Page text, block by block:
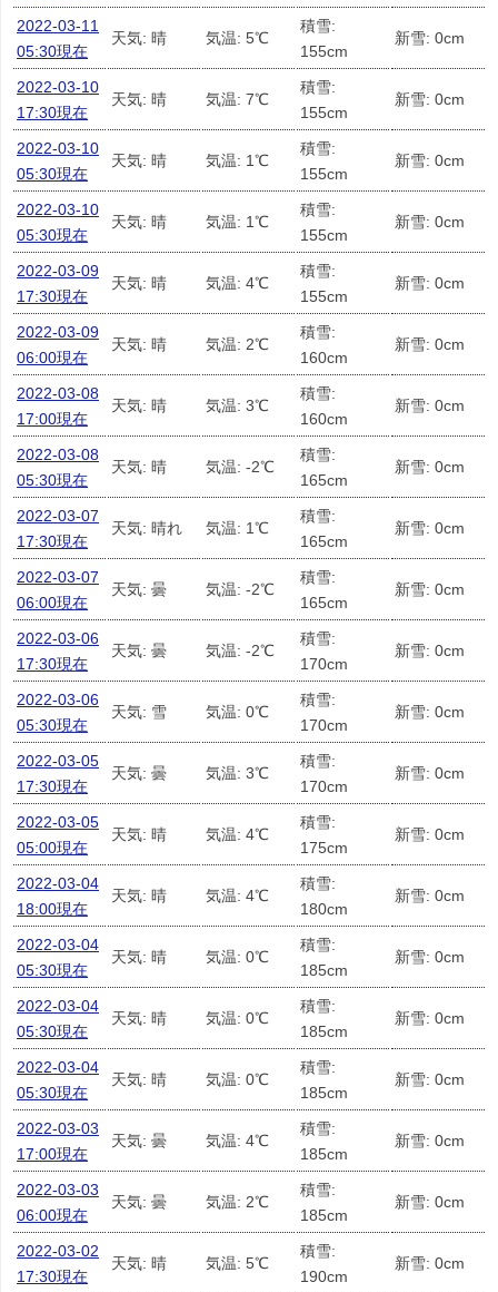
2022-03-11
05:30現在
天気: 晴 気温: 5℃
積雪:
155cm
新雪: 0cm
2022-03-10
17:30現在
天気: 晴 気温: 7℃
積雪:
155cm
新雪: 0cm
2022-03-10
05:30現在
天気: 晴 気温: 1℃
積雪:
155cm
新雪: 0cm
2022-03-10
05:30現在
天気: 晴 気温: 1℃
積雪:
155cm
新雪: 0cm
2022-03-09
17:30現在
天気: 晴 気温: 4℃
積雪:
155cm
新雪: 0cm
2022-03-09
06:00現在
天気: 晴 気温: 2℃
積雪:
160cm
新雪: 0cm
2022-03-08
17:00現在
天気: 晴 気温: 3℃
積雪:
160cm
新雪: 0cm
2022-03-08
05:30現在
天気: 晴 気温: -2℃
積雪:
165cm
新雪: 0cm
2022-03-07
17:30現在
天気: 晴れ 気温: 1℃
積雪:
165cm
新雪: 0cm
2022-03-07
06:00現在
天気: 曇 気温: -2℃
積雪:
165cm
新雪: 0cm
2022-03-06
17:30現在
天気: 曇 気温: -2℃
積雪:
170cm
新雪: 0cm
2022-03-06
05:30現在
天気: 雪 気温: 0℃
積雪:
170cm
新雪: 0cm
2022-03-05
17:30現在
天気: 曇 気温: 3℃
積雪:
170cm
新雪: 0cm
2022-03-05
05:00現在
天気: 晴 気温: 4℃
積雪:
175cm
新雪: 0cm
2022-03-04
18:00現在
天気: 晴 気温: 4℃
積雪:
180cm
新雪: 0cm
2022-03-04
05:30現在
天気: 晴 気温: 0℃
積雪:
185cm
新雪: 0cm
2022-03-04
05:30現在
天気: 晴 気温: 0℃
積雪:
185cm
新雪: 0cm
2022-03-04
05:30現在
天気: 晴 気温: 0℃
積雪:
185cm
新雪: 0cm
2022-03-03
17:00現在
天気: 曇 気温: 4℃
積雪:
185cm
新雪: 0cm
2022-03-03
06:00現在
天気: 曇 気温: 2℃
積雪:
185cm
新雪: 0cm
2022-03-02
17:30現在
天気: 晴 気温: 5℃
積雪:
190cm
新雪: 0cm